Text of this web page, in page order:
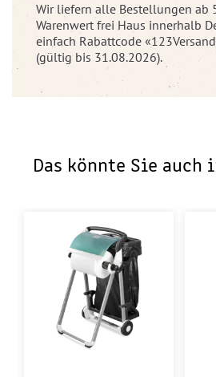
Wir liefern alle Bestellungen ab
Warenwert frei Haus innerhalb
einfach Rabattcode
(gültig bis 31.08.2026).
Das könnte Sie